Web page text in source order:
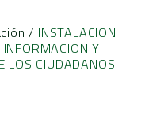
/ INSTALACION
Y
LOS CIUDADANOS